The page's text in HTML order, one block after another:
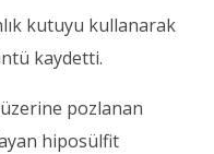
kutuyu kullanarak
kaydetti.
pozlanan
hiposülfit